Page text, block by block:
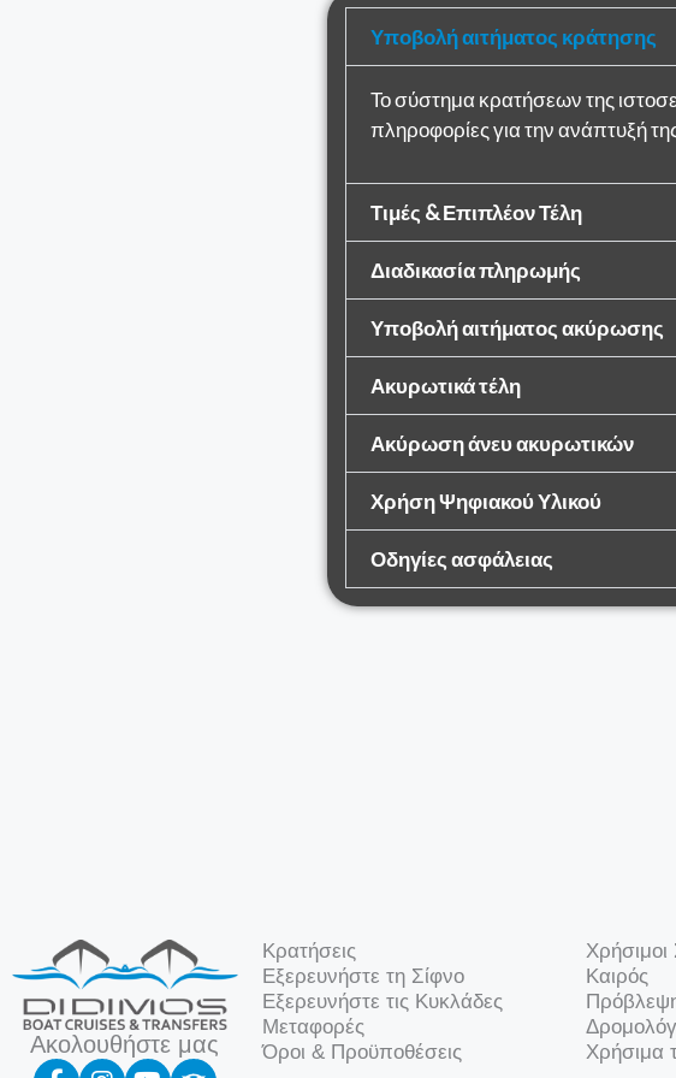
Υποβολή αιτήματος κράτησης
Το σύστημα κρατήσεων της
πληροφορίες για την ανάπτυξή
Τιμές & Επιπλέον Τέλη
Διαδικασία πληρωμής
Υποβολή αιτήματος ακύρωσης
Ακυρωτικά τέλη
Ακύρωση άνευ ακυρωτικών
Χρήση Ψηφιακού Υλικού
Οδηγίες ασφάλειας
Ακολουθήστε μας
Κρατήσεις
Εξερευνήστε τη Σίφνο
Εξερευνήστε τις Κυκλάδες
Μεταφορές
Όροι & Προϋποθέσεις
Χρήσιμοι
Καιρός
Χρήσιμα